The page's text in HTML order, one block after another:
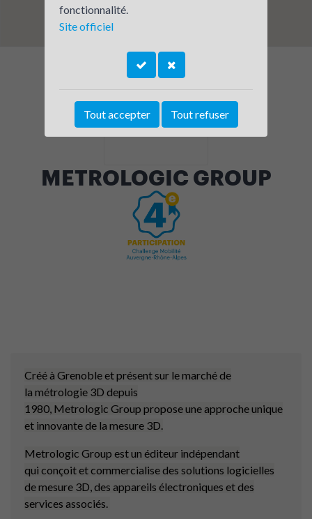
METROLOGIC GROUP
Créé à Grenoble et présent sur le marché de
la métrologie 3D depuis
1980, Metrologic Group propose une approche unique
et innovante de la mesure 3D.​
Metrologic Group est un éditeur indépendant
qui conçoit et commercialise des solutions logicielles
de mesure 3D, des appareils électroniques et des
services associés. ​
fonctionnalité.
Site officiel
Tout accepter Tout refuser